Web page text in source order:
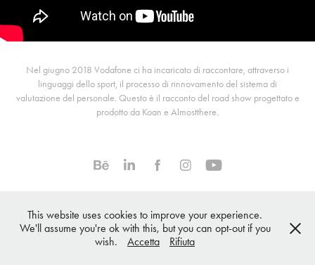
Nel giugno 2018 Vodafone ci ha incaricato di raccontare, attraverso i
linguaggi dello sport, il processo di rinnovamento del sistema di
valutazione del personale. Questo è il racconto del road show progettato e
prodotto da Koan e Almostthere.
This website uses cookies to improve your experience.
We'll assume you're ok with this, but you can opt-out if you
wish.
Accetta Rifiuta